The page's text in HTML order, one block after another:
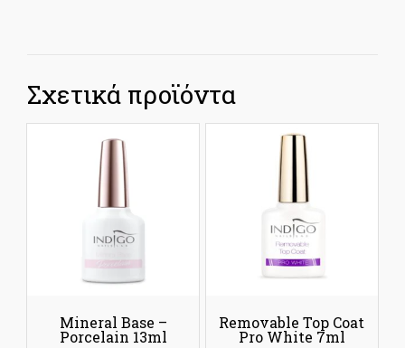
Σχετικά προϊόντα
Mineral Base –
Porcelain 13ml
Removable Top Coat
Pro White 7ml